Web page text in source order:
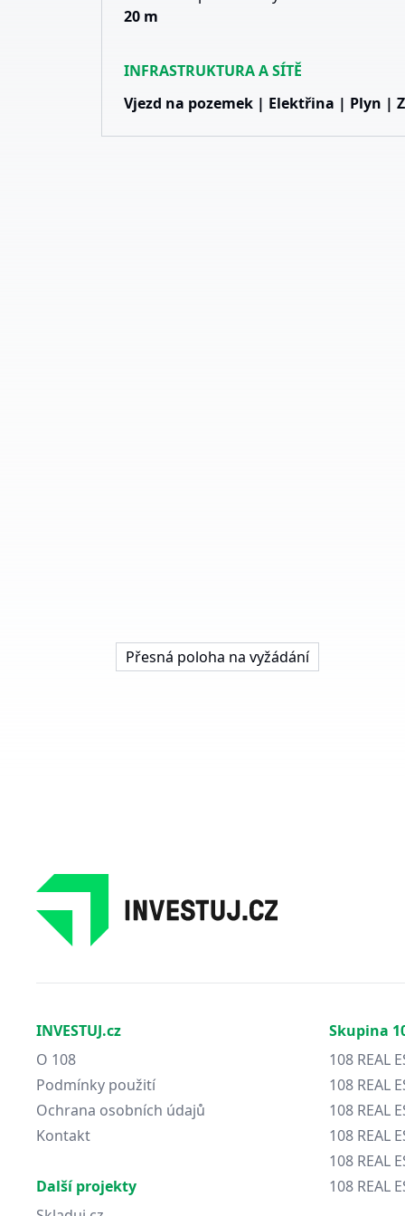
20 m
INFRASTRUKTURA A SÍTĚ
Vjezd na pozemek | Elektřina | Plyn |
Přesná poloha na vyžádání
INVESTUJ.cz
O 108
Podmínky použití
Ochrana osobních údajů
Kontakt
Další projekty
Skupina
108 REAL
108 REAL
108 REAL
108 REAL
108 REAL
108 REAL